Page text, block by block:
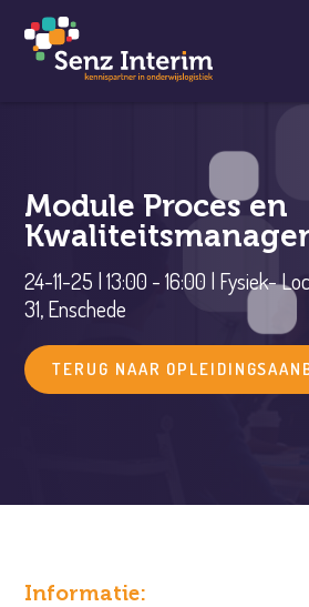
Module Proces en
24-11-25 | 13:00 - 16:00 | Fysiek-
31, Enschede
TERUG NAAR
Informatie: